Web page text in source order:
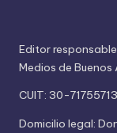
Editor
Medios de Buenos
CUIT: 30-
Domicilio legal: